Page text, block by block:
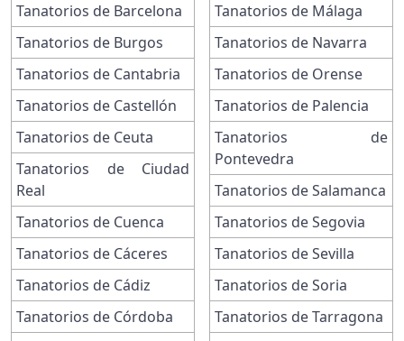
Tanatorios de Barcelona
Tanatorios de Burgos
Tanatorios de Cantabria
Tanatorios de Castellón
Tanatorios de Ceuta
Tanatorios de Ciudad
Real
Tanatorios de Cuenca
Tanatorios de Cáceres
Tanatorios de Cádiz
Tanatorios de Córdoba
Tanatorios de Málaga
Tanatorios de Navarra
Tanatorios de Orense
Tanatorios de Palencia
Tanatorios de
Pontevedra
Tanatorios de Salamanca
Tanatorios de Segovia
Tanatorios de Sevilla
Tanatorios de Soria
Tanatorios de Tarragona